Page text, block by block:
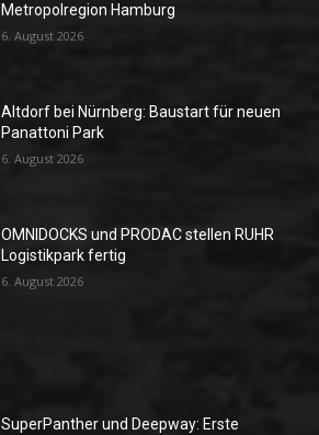
Metropolregion Hamburg
6. August 2026
Altdorf bei Nürnberg: Baustart für neuen
Panattoni Park
6. August 2026
OMNIDOCKS und PRODAC stellen RUHR
Logistikpark fertig
6. August 2026
SuperPanther und Deepway: Erste